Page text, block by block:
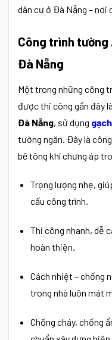
dân cư ở Đà Nẵng – nơi
Công trình tường
Đà Nẵng
Một trong những công
được thi công gần đây là
Đà Nẵng, sử dụng
tường ngăn. Đây là
bê tông khí chưng áp
Trọng lượng nhẹ,
cấu công trình.
Thi công nhanh, dễ
hoàn thiện.
Cách nhiệt – chống
trong nhà luôn mát
Chống cháy, chống